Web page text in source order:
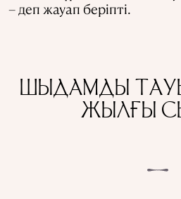
– деп жауап беріпті.
ШЫДАМДЫ
ЖЫЛҒЫ